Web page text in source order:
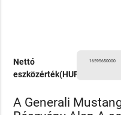
Nettó
eszközérték(HUF)
16595650000
A Generali